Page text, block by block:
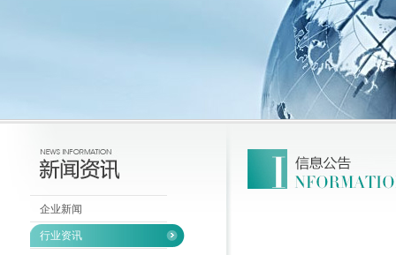
企业新闻
行业资讯